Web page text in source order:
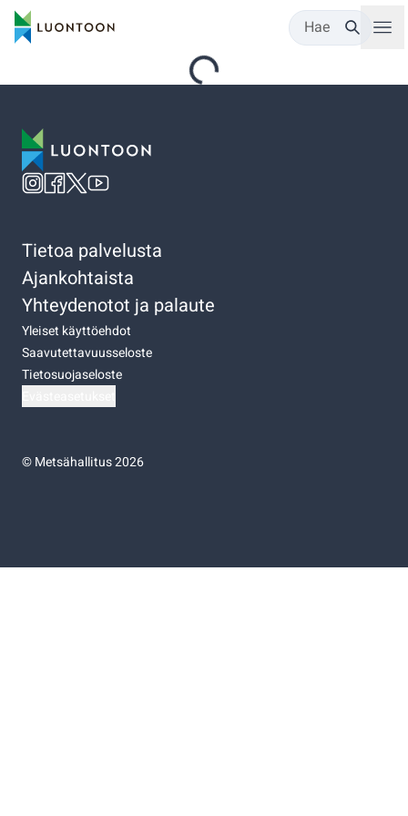
Hae
Tietoa palvelusta
Ajankohtaista
Yhteydenotot ja palaute
Yleiset käyttöehdot
Saavutettavuusseloste
Tietosuojaseloste
©Metsähallitus 2026